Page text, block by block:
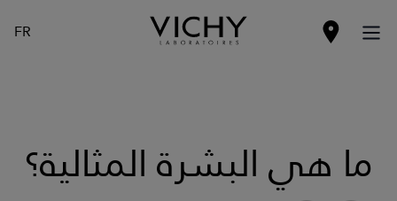
FR
ما هي البشرة المثالية؟